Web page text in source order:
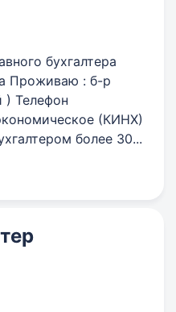
бухгалтера
Проживаю : б-р
) Телефон
(КИНХ)
более 30...